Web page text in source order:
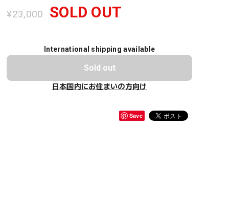
¥23,000 SOLD OUT
International shipping available
Sold out
日本国内にお住まいの方向け
Save